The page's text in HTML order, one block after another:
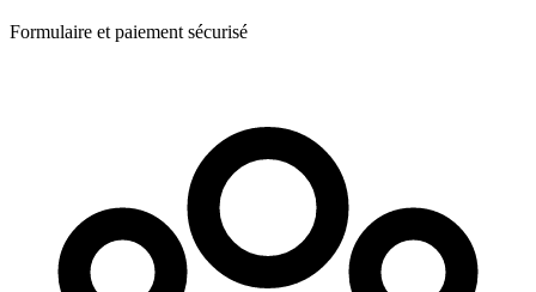
Formulaire et paiement sécurisé